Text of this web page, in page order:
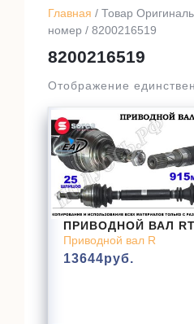
Главная / Товар
номер / 8200216519
8200216519
Отображение
ПРИВОДНОЙ ВАЛ
Приводной вал R
13644руб.